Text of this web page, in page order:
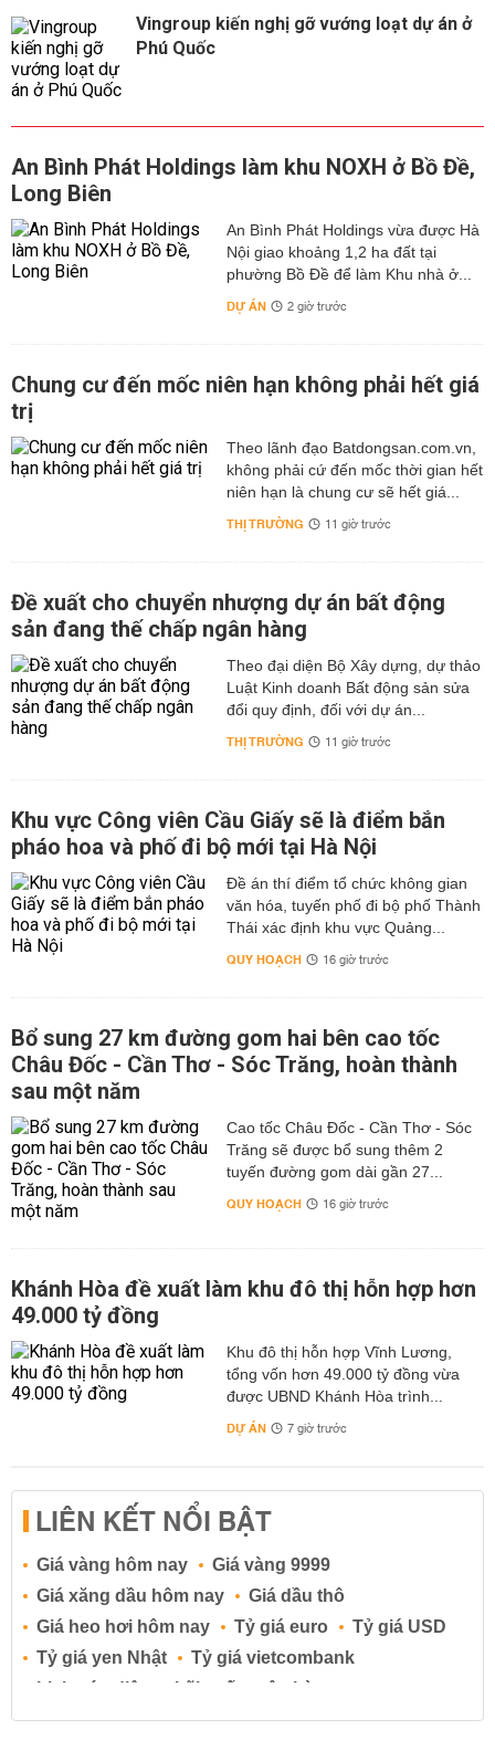
Vingroup kiến nghị gỡ vướng loạt dự án ở
Phú Quốc
An Bình Phát Holdings làm khu NOXH ở Bồ Đề,
Long Biên
An Bình Phát Holdings vừa được Hà
Nội giao khoảng 1,2 ha đất tại
phường Bồ Đề để làm Khu nhà ở...
DỰ ÁN 2 giờ trước
Chung cư đến mốc niên hạn không phải hết giá
trị
Theo lãnh đạo Batdongsan.com.vn,
không phải cứ đến mốc thời gian hết
niên hạn là chung cư sẽ hết giá...
THỊ TRƯỜNG 11 giờ trước
Đề xuất cho chuyển nhượng dự án bất động
sản đang thế chấp ngân hàng
Theo đại diện Bộ Xây dựng, dự thảo
Luật Kinh doanh Bất động sản sửa
đổi quy định, đối với dự án...
THỊ TRƯỜNG 11 giờ trước
Khu vực Công viên Cầu Giấy sẽ là điểm bắn
pháo hoa và phố đi bộ mới tại Hà Nội
Đề án thí điểm tổ chức không gian
văn hóa, tuyến phố đi bộ phố Thành
Thái xác định khu vực Quảng...
QUY HOẠCH 16 giờ trước
Bổ sung 27 km đường gom hai bên cao tốc
Châu Đốc - Cần Thơ - Sóc Trăng, hoàn thành
sau một năm
Cao tốc Châu Đốc - Cần Thơ - Sóc
Trăng sẽ được bổ sung thêm 2
tuyến đường gom dài gần 27...
QUY HOẠCH 16 giờ trước
Khánh Hòa đề xuất làm khu đô thị hỗn hợp hơn
49.000 tỷ đồng
Khu đô thị hỗn hợp Vĩnh Lương,
tổng vốn hơn 49.000 tỷ đồng vừa
được UBND Khánh Hòa trình...
DỰ ÁN 7 giờ trước
LIÊN KẾT NỔI BẬT
Giá vàng hôm nay
Giá vàng 9999
Giá xăng dầu hôm nay
Giá dầu thô
Giá heo hơi hôm nay
Tỷ giá euro
Tỷ giá USD
Tỷ giá yen Nhật
Tỷ giá vietcombank
Lịch cúp điện
Lãi suất ngân hàng
Lãi suất tiết kiệm
Lãi suất tiền gửi